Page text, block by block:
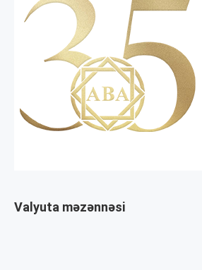
Valyuta məzənnəsi